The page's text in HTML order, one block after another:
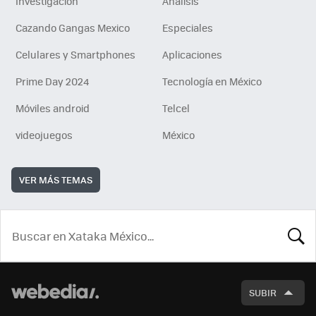
Cazando Gangas Mexico
Especiales
Celulares y Smartphones
Aplicaciones
Prime Day 2024
Tecnología en México
Móviles android
Telcel
videojuegos
México
VER MÁS TEMAS
SUBIR